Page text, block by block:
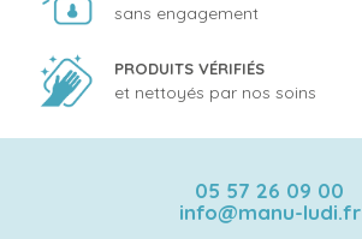
sans engagement
PRODUITS VÉRIFIÉS
et nettoyés par nos soins
05 57 26 09 00
info@manu-ludi.fr